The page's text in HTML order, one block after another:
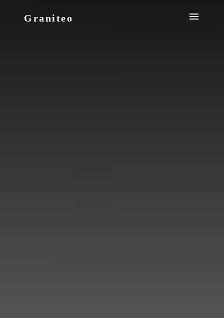
Graniteo